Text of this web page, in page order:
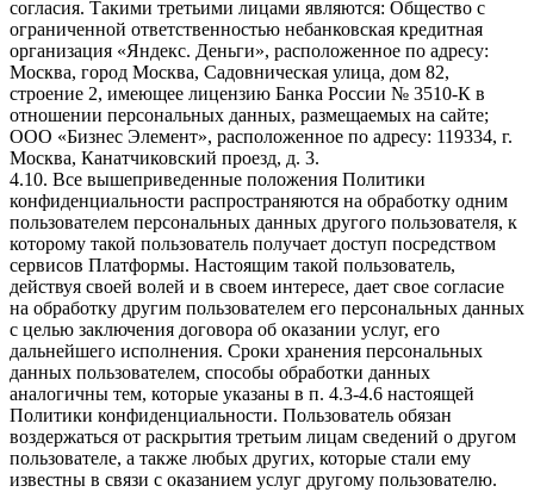
согласия. Такими третьими лицами являются: Общество с
ограниченной ответственностью небанковская кредитная
организация «Яндекс. Деньги», расположенное по адресу:
Москва, город Москва, Садовническая улица, дом 82,
строение 2, имеющее лицензию Банка России № 3510-К в
отношении персональных данных, размещаемых на сайте;
OOO «Бизнес Элемент», расположенное по адресу: 119334, г.
Москва, Канатчиковский проезд, д. 3.
4.10. Все вышеприведенные положения Политики
конфиденциальности распространяются на обработку одним
пользователем персональных данных другого пользователя, к
которому такой пользователь получает доступ посредством
сервисов Платформы. Настоящим такой пользователь,
действуя своей волей и в своем интересе, дает свое согласие
на обработку другим пользователем его персональных данных
с целью заключения договора об оказании услуг, его
дальнейшего исполнения. Сроки хранения персональных
данных пользователем, способы обработки данных
аналогичны тем, которые указаны в п. 4.3-4.6 настоящей
Политики конфиденциальности. Пользователь обязан
воздержаться от раскрытия третьим лицам сведений о другом
пользователе, а также любых других, которые стали ему
известны в связи с оказанием услуг другому пользователю.